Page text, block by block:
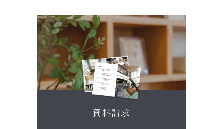
資料請求